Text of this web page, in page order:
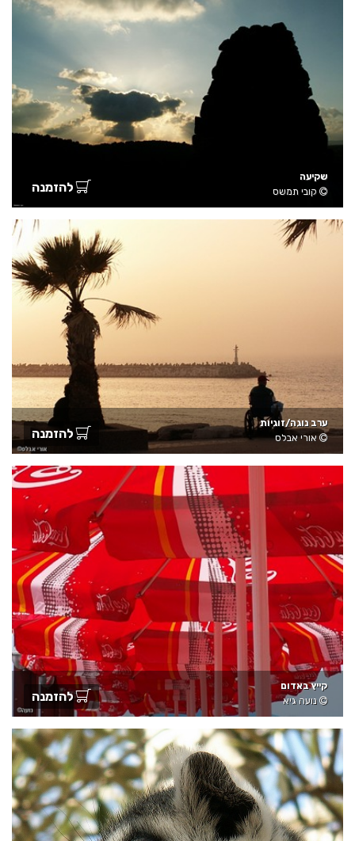
שקיעה
קובי תמשס
להזמנה
ערב נוגה/זוגיות
אורי אבלס
להזמנה
קייץ באדום
נועה גיא
להזמנה